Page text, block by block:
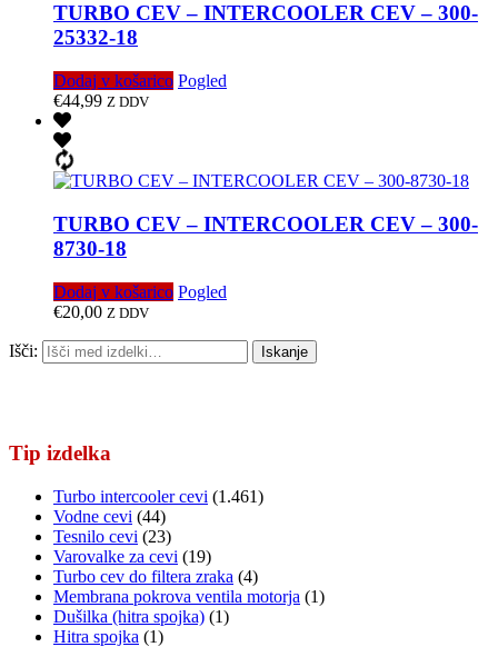
TURBO CEV – INTERCOOLER CEV – 300-
25332-18
Dodaj v košarico Pogled
€44,99 Z DDV
TURBO CEV – INTERCOOLER CEV – 300-
8730-18
Dodaj v košarico Pogled
€20,00 Z DDV
Išči: Iskanje
Tip izdelka
Turbo intercooler cevi (1.461)
Vodne cevi (44)
Tesnilo cevi (23)
Varovalke za cevi (19)
Turbo cev do filtera zraka (4)
Membrana pokrova ventila motorja (1)
Dušilka (hitra spojka) (1)
Hitra spojka (1)